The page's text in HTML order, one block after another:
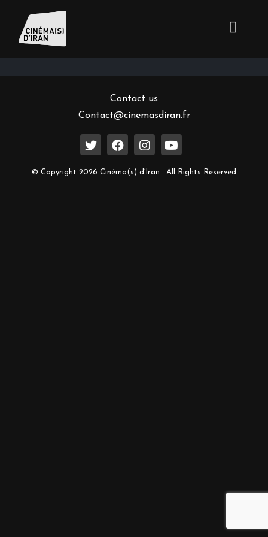
Inscrivez-vous à notre newsletter
Contact us
Contact@cinemasdiran.fr
© Copyright 2026 Cinéma(s) d’Iran . All Rights Reserved